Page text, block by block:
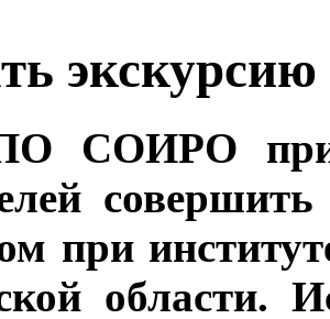
экскурсию
СОИРО
при
области.